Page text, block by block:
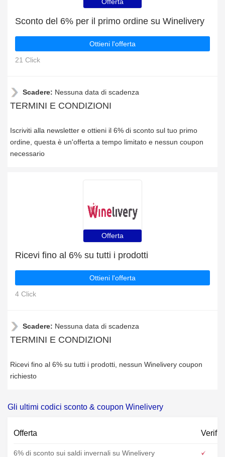
Sconto del 6% per il primo ordine su Winelivery
Ottieni l'offerta
21 Click
Scadere: Nessuna data di scadenza
TERMINI E CONDIZIONI
Iscriviti alla newsletter e ottieni il 6% di sconto sul tuo primo
ordine, questa è un'offerta a tempo limitato e nessun coupon
necessario
Offerta
Ricevi fino al 6% su tutti i prodotti
Ottieni l'offerta
4 Click
Scadere: Nessuna data di scadenza
TERMINI E CONDIZIONI
Ricevi fino al 6% su tutti i prodotti, nessun Winelivery coupon
richiesto
Gli ultimi codici sconto & coupon Winelivery
Offerta
6% di sconto sui saldi invernali su Winelivery